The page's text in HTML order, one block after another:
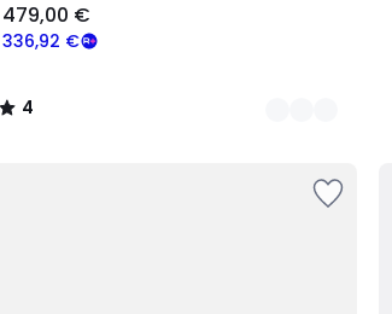
336,92 €
479,00 €
4
/